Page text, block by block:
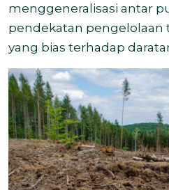
menggeneralisasi antar
pendekatan pengelolaan
yang bias terhadap